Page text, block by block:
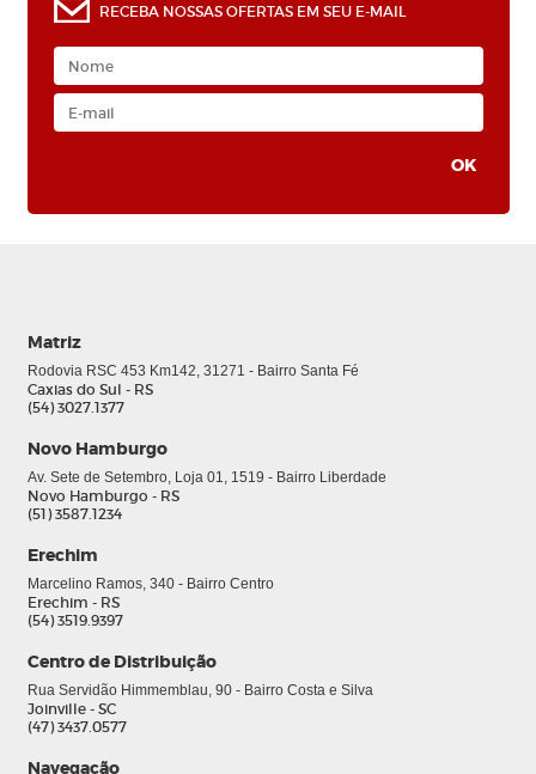
RECEBA NOSSAS OFERTAS EM SEU E-MAIL
Matriz
Rodovia RSC 453 Km142, 31271 - Bairro Santa Fé
Caxias do Sul - RS
(54) 3027.1377
Novo Hamburgo
Av. Sete de Setembro, Loja 01, 1519 - Bairro Liberdade
Novo Hamburgo - RS
(51) 3587.1234
Erechim
Marcelino Ramos, 340 - Bairro Centro
Erechim - RS
(54) 3519.9397
Centro de Distribuição
Rua Servidão Himmemblau, 90 - Bairro Costa e Silva
Joinville - SC
(47) 3437.0577
Navegação